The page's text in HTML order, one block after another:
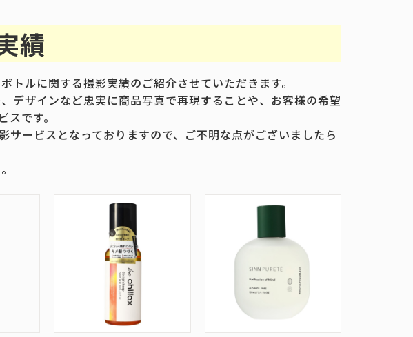
績
ルに関する撮影実績のご紹介させていただきます。
デザインなど忠実に商品写真で再現することや、お客様の希望
です。
ービスとなっておりますので、ご不明な点がございましたら